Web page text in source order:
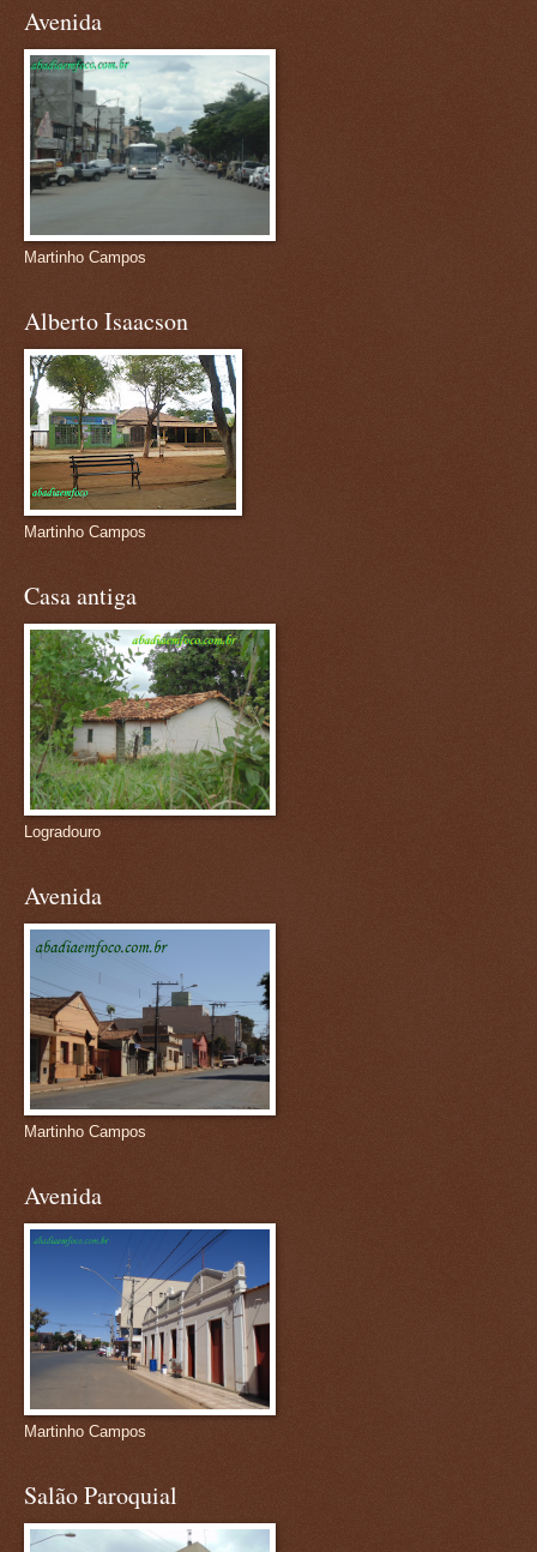
Avenida
Martinho Campos
Alberto Isaacson
Martinho Campos
Casa antiga
Logradouro
Avenida
Martinho Campos
Avenida
Martinho Campos
Salão Paroquial